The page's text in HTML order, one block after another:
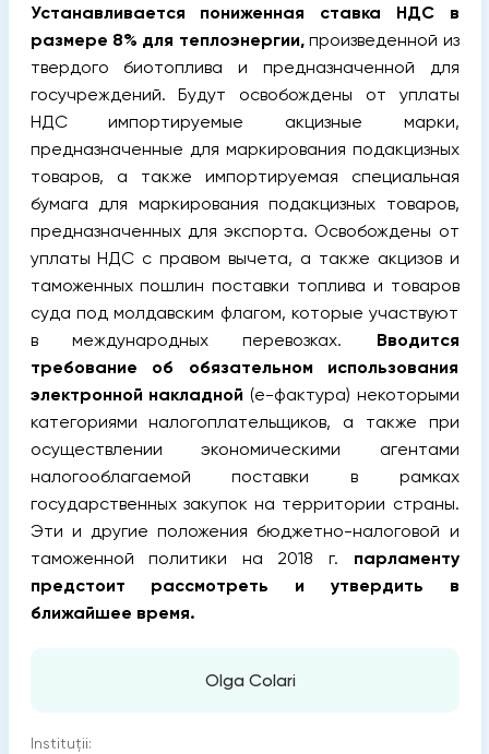
Устанавливается пониженная ставка НДС в
размере 8% для теплоэнергии,произведенной из
твердого биотоплива и предназначенной для
госучреждений. Будут освобождены от уплаты
НДС импортируемые акцизные марки,
предназначенные для маркирования подакцизных
товаров, а также импортируемая специальная
бумага для маркирования подакцизных товаров,
предназначенных для экспорта. Освобождены от
уплаты НДС с правом вычета, а также акцизов и
таможенных пошлин поставки топлива и товаров
суда под молдавским флагом, которые участвуют
в международных перевозках. Вводится
требование об обязательном использования
электронной накладной (e-фактура) некоторыми
категориями налогоплательщиков, а также при
осуществлении экономическими агентами
налогооблагаемой поставки в рамках
государственных закупок на территории страны.
Эти и другие положения бюджетно-налоговой и
таможенной политики на 2018 г. парламенту
предстоит рассмотреть и утвердить в
ближайшее время.
Olga Colari
Instituții: